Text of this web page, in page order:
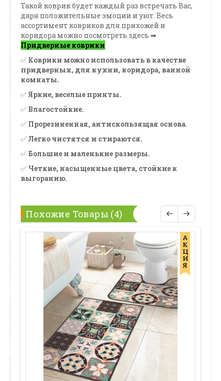
Такой коврик будет каждый раз встречать Вас,
даря положительные эмоции и уют. Весь
ассортимент ковриков для прихожей и
коридора можно посмотреть здесь ➡
Придверные коврики
✅ Коврики можно использовать в качестве
придверных, для кухни, коридора, ванной
комнаты.
✅Яркие, веселые принты.
✅ Влагостойкие.
✅ Прорезиненная, антискользящая основа.
✅ Легко чистятся и стираются.
✅ Большие и маленькие размеры.
✅ Четкие, насыщенные цвета, стойкие к
выгоранию.
Похожие Товары (4)
А
К
Ц
И
Я